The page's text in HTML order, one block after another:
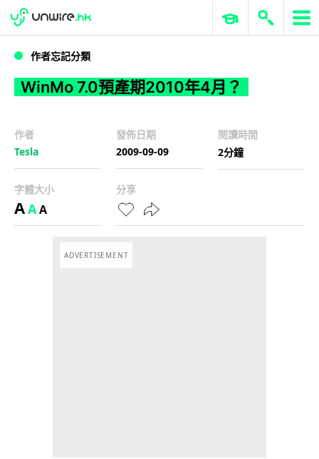
WinMo 7.0預產期2010年4月？
WWDC 2026 ERP 與商業 AI
作者忘記分類
WinMo 7.0預產期2010年4月？
作者
Tesla
發佈日期
2009-09-09
閱讀時間
2分鐘
字體大小
AAA
分享
ADVERTISEMENT